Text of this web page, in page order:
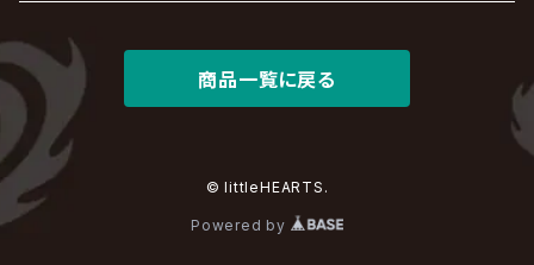
アリス九號. / ALICE NINE. / A9
有村竜太朗
ΛrlequiΩ / アルルカン
cali≠gari
河村隆一
JAKIGAN MEISTER
Chanty
Janne Da Arc
DARRELL
DEXCORE
TAKE NO BREAK
DEZERT
Dolly
TЯicKY
薔薇の宮殿
BAROQUE
HIDE-ZOU
ビバラッシュ
Plastic Tree
Frantic EMIRY
Blu-BiLLioN
HELLBROTH / ヘルブロス
The Benjamin
ペンタゴン
マツタケワークス
摩天楼オペラ
THE MADNA
美良政次
MIRAGE
最上川司
La'veil MizeriA
LAB.THE BASEMENT / ラボ ザ ベヰスメント
RAN / 蘭
RENAME
LIBRAVEL / リブラヴェル
LUNA SEA
the Raid.
REIGN
Royz
Rorschach.inc
ROCK AND READ
商品一覧に戻る
© littleHEARTS.
Powered by